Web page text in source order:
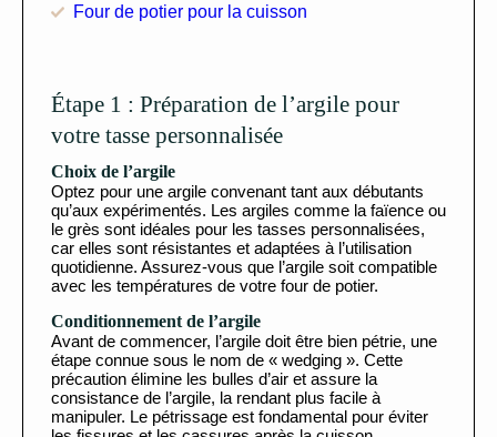
Four de potier pour la cuisson
Étape 1 : Préparation de l’argile pour
votre tasse personnalisée
Choix de l’argile
Optez pour une argile convenant tant aux débutants
qu’aux expérimentés. Les argiles comme la faïence ou
le grès sont idéales pour les tasses personnalisées,
car elles sont résistantes et adaptées à l’utilisation
quotidienne. Assurez-vous que l’argile soit compatible
avec les températures de votre four de potier.
Conditionnement de l’argile
Avant de commencer, l’argile doit être bien pétrie, une
étape connue sous le nom de « wedging ». Cette
précaution élimine les bulles d’air et assure la
consistance de l’argile, la rendant plus facile à
manipuler. Le pétrissage est fondamental pour éviter